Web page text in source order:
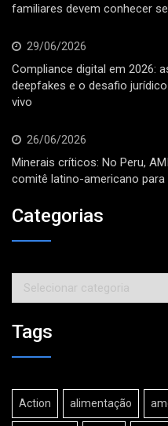
familiares devem conhecer
29/06/2026
Compliance digital em 2026:
deepfakes e o desafio
vivo
26/06/2026
Minerais críticos: No Peru,
comitê latino-americano
Categorias
Categorias
Tags
Action alimentação